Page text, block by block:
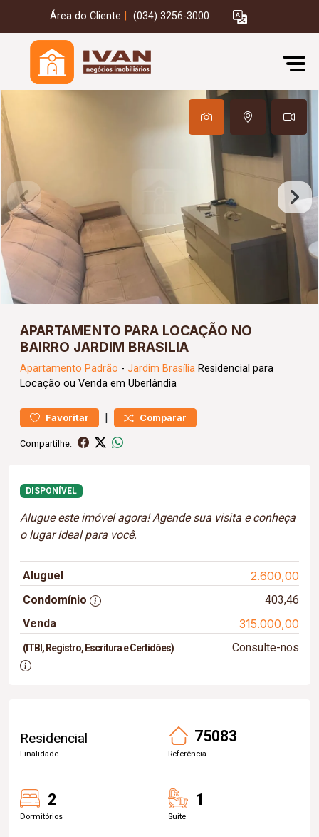
Área do Cliente (034) 3256-3000
APARTAMENTO PARA LOCAÇÃO NO
BAIRRO JARDIM BRASILIA
Apartamento Padrão - Jardim Brasília Residencial para
Locação ou Venda em Uberlândia
Favoritar | Comparar
Compartilhe:
DISPONÍVEL
Alugue este imóvel agora! Agende sua visita e conheça
o lugar ideal para você.
Aluguel 2.600,00
Condomínio
403,46
Venda
315.000,00
(ITBI, Registro, Escritura e Certidões) Consulte-nos
Residencial
Finalidade
75083
Referência
2
Dormitórios
1
Suite